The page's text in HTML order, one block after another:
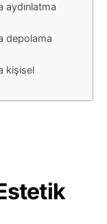
aydınlatma
depolama
kişisel